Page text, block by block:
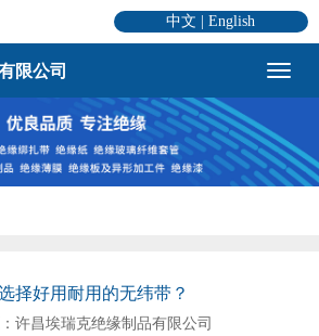
中文 |English
限公司
择好用耐用的无纬带？
许昌埃瑞克绝缘制品有限公司